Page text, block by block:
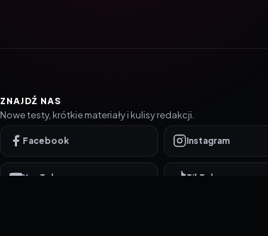
ZNAJDŹ NAS
Nowe testy, krótkie materiały i kulisy redakcji.
Facebook Instagram
YouTube TikTok